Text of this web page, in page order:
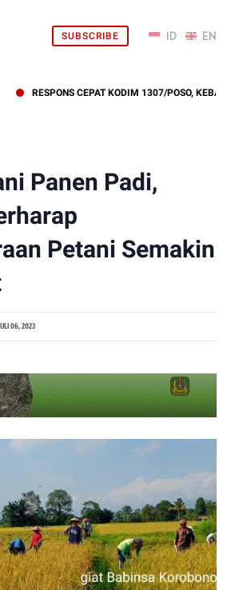
SUBSCRIBE
RESPONS CEPAT KODIM 1307/POSO,
Panen Padi,
Petani Semakin
06, 2023